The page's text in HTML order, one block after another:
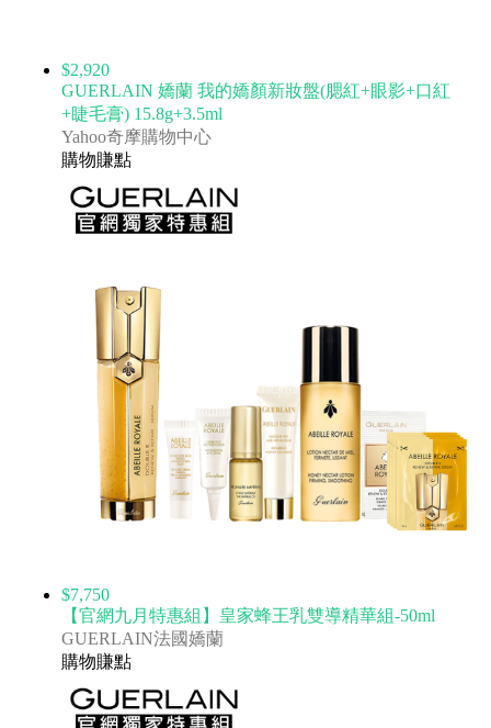
$2,920
GUERLAIN 嬌蘭 我的嬌顏新妝盤(腮紅+眼影+口紅
+睫毛膏) 15.8g+3.5ml
Yahoo奇摩購物中心
購物賺點
$7,750
【官網九月特惠組】皇家蜂王乳雙導精華組-50ml
GUERLAIN法國嬌蘭
購物賺點